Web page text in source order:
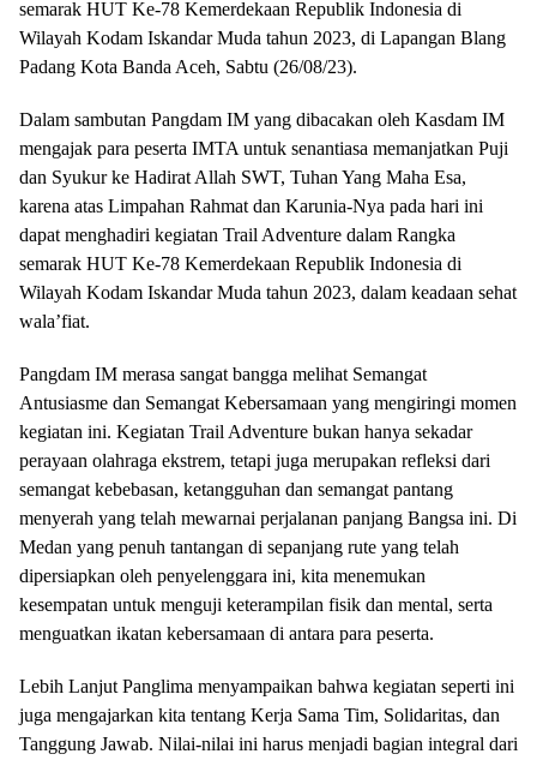
semarak HUT Ke-78 Kemerdekaan Republik Indonesia di
Wilayah Kodam Iskandar Muda tahun 2023, di Lapangan Blang
Padang Kota Banda Aceh, Sabtu (26/08/23).
Dalam sambutan Pangdam IM yang dibacakan oleh Kasdam IM
mengajak para peserta IMTA untuk senantiasa memanjatkan Puji
dan Syukur ke Hadirat Allah SWT, Tuhan Yang Maha Esa,
karena atas Limpahan Rahmat dan Karunia-Nya pada hari ini
dapat menghadiri kegiatan Trail Adventure dalam Rangka
semarak HUT Ke-78 Kemerdekaan Republik Indonesia di
Wilayah Kodam Iskandar Muda tahun 2023, dalam keadaan sehat
wala’fiat.
Pangdam IM merasa sangat bangga melihat Semangat
Antusiasme dan Semangat Kebersamaan yang mengiringi momen
kegiatan ini. Kegiatan Trail Adventure bukan hanya sekadar
perayaan olahraga ekstrem, tetapi juga merupakan refleksi dari
semangat kebebasan, ketangguhan dan semangat pantang
menyerah yang telah mewarnai perjalanan panjang Bangsa ini. Di
Medan yang penuh tantangan di sepanjang rute yang telah
dipersiapkan oleh penyelenggara ini, kita menemukan
kesempatan untuk menguji keterampilan fisik dan mental, serta
menguatkan ikatan kebersamaan di antara para peserta.
Lebih Lanjut Panglima menyampaikan bahwa kegiatan seperti ini
juga mengajarkan kita tentang Kerja Sama Tim, Solidaritas, dan
Tanggung Jawab. Nilai-nilai ini harus menjadi bagian integral dari